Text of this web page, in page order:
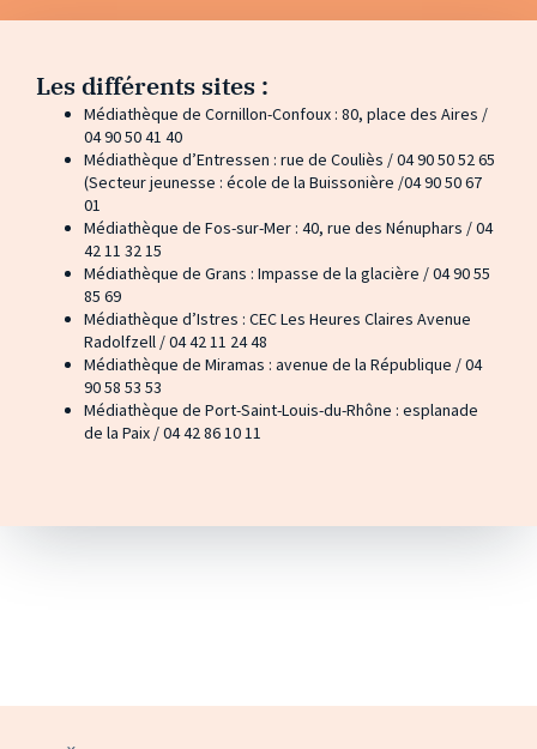
Les différents sites :
Médiathèque de Cornillon-Confoux : 80, place des Aires /
04 90 50 41 40
Médiathèque d’Entressen : rue de Couliès / 04 90 50 52 65
(Secteur jeunesse : école de la Buissonière /04 90 50 67
01
Médiathèque de Fos-sur-Mer : 40, rue des Nénuphars / 04
42 11 32 15
Médiathèque de Grans : Impasse de la glacière / 04 90 55
85 69
Médiathèque d’Istres : CEC Les Heures Claires Avenue
Radolfzell / 04 42 11 24 48
Médiathèque de Miramas : avenue de la République / 04
90 58 53 53
Médiathèque de Port-Saint-Louis-du-Rhône : esplanade
de la Paix / 04 42 86 10 11